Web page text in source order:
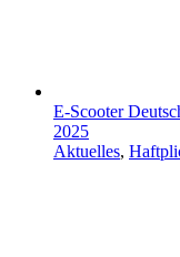
E-Scooter
2025
Aktuelles,